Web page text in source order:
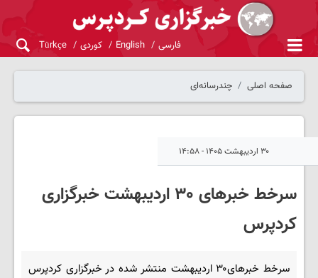
فارسی English کوردی Türkçe
صفحه اصلی چندرسانه‌ای
۳۰ اردیبهشت ۱۴۰۵ - ۱۴:۵۸
سرخط خبرهای ۳۰ اردیبهشت خبرگزاری
کردپرس
سرخط خبرهای۳۰ اردیبهشت منتشر شده در خبرگزاری کردپرس